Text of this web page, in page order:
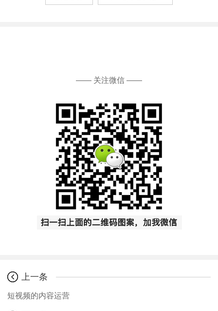
—— 关注微信 ——
上一条
短视频的内容运营